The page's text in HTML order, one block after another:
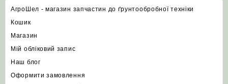
АгроШел - магазин запчастин до ґрунтообробної техніки
Кошик
Магазин
Мій обліковий запис
Наш блог
Оформити замовлення